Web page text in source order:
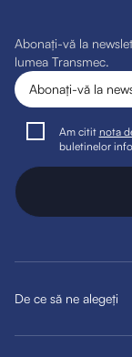
Abonați-vă la
lumea Transmec.
Am citit nota
buletinelor
De ce să ne alegeți